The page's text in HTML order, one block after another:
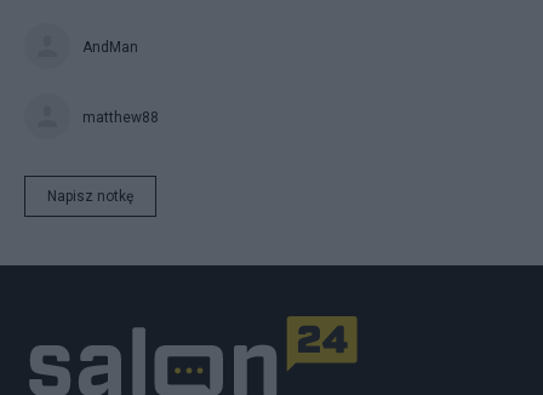
AndMan
matthew88
Napisz notkę